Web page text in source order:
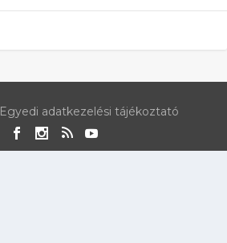
Egyedi adatkezelési tájékoztató